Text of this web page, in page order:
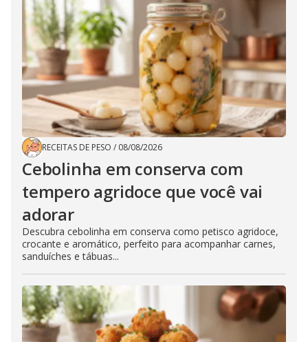
RECEITAS DE PESO / 08/08/2026
Cebolinha em conserva com
tempero agridoce que você vai
adorar
Descubra cebolinha em conserva como petisco agridoce,
crocante e aromático, perfeito para acompanhar carnes,
sanduíches e tábuas...